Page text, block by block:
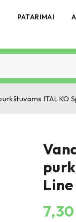
PATARIMAI
ITALKO
7,30